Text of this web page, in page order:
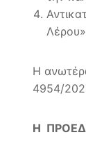
Η
4954/
Η